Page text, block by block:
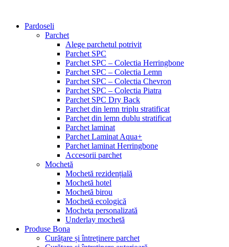
Pardoseli
Parchet
Alege parchetul potrivit
Parchet SPC
Parchet SPC – Colectia Herringbone
Parchet SPC – Colectia Lemn
Parchet SPC – Colectia Chevron
Parchet SPC – Colectia Piatra
Parchet SPC Dry Back
Parchet din lemn triplu stratificat
Parchet din lemn dublu stratificat
Parchet laminat
Parchet Laminat Aqua+
Parchet laminat Herringbone
Accesorii parchet
Mochetă
Mochetă rezidențială
Mochetă hotel
Mochetă birou
Mochetă ecologică
Mocheta personalizată
Underlay mochetă
Produse Bona
Curățare și întreținere parchet